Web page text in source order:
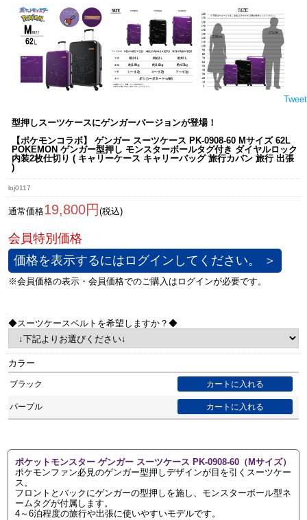
Tweet
型押しスーツケースにゲンガーバージョンが登場！
【ポケモンコラボ】 ゲンガー スーツケース PK-0908-60 Mサイズ 62L
POKEMON ゲンガー型押し モンスターボールタグ付き ダイヤルロック
内装2枚仕切り ( キャリーケース キャリーバッグ 旅行カバン 旅行 出張
)
loj0117
通常価格19,800円 (税込)
価格を表示するにはログインしてください。 ＞
◆スーツケースベルトを希望しますか？◆
カラー
ブラック
パープル
ポケットモンスター ゲンガー スーツケース PK-0908-60（Mサイズ）
ポケモンファン必見のゲンガー型押しデザインが目を引くスーツケー
ス。
フロントとバックにゲンガーの型押しを施し、モンスターボール型ネ
ームタグが付属します。
4～6泊程度の旅行や出張に使いやすいモデルです。